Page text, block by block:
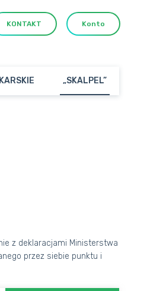
KONTAKT Konto
„SKALPEL”
z deklaracjami Ministerstwa
przez siebie punktu i